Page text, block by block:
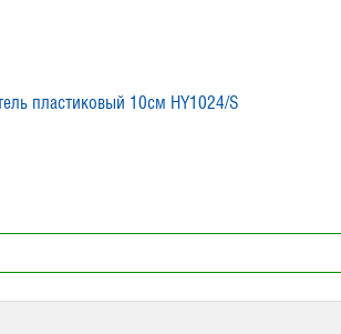
пластиковый 10см HY1024/S